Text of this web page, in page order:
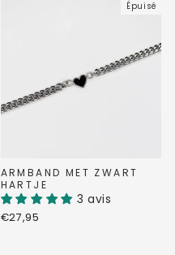
Épuisé
ARMBAND MET ZWART
HARTJE
3 avis
€27,95